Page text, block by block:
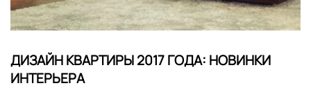
ДИЗАЙН КВАРТИРЫ 2017 ГОДА: НОВИНКИ
ИНТЕРЬЕРА